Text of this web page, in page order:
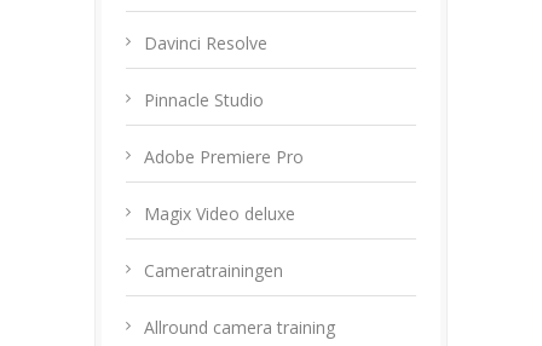
Davinci Resolve
Pinnacle Studio
Adobe Premiere Pro
Magix Video deluxe
Cameratrainingen
Allround camera training